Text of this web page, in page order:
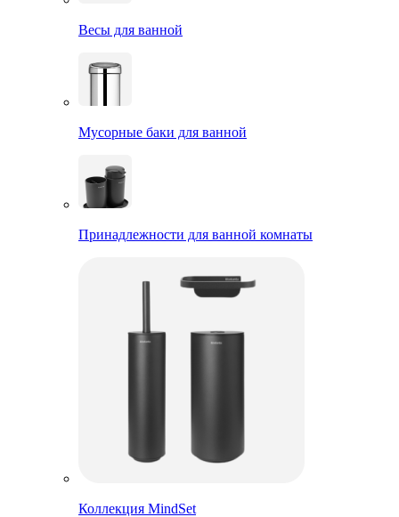
Весы для ванной
Мусорные баки для ванной
Принадлежности для ванной комнаты
Коллекция MindSet